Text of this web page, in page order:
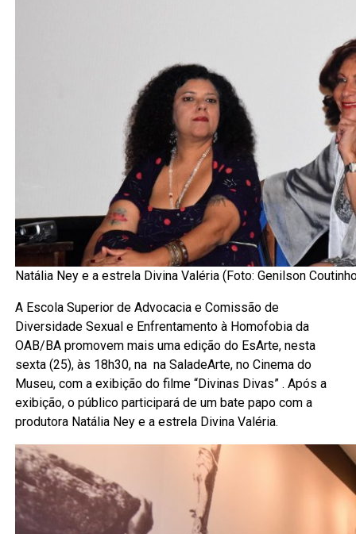
Natália Ney e a estrela Divina Valéria (Foto: Genilson
A Escola Superior de Advocacia e Comissão de
Diversidade Sexual e Enfrentamento à Homofobia da
OAB/BA promovem mais uma edição do EsArte, nesta
sexta (25), às 18h30, na na SaladeArte, no Cinema do
Museu, com a exibição do filme “Divinas Divas” . Após a
exibição, o público participará de um bate papo com a
produtora Natália Ney e a estrela Divina Valéria.